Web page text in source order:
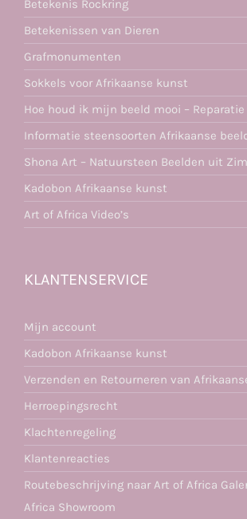
Betekenis Rockring
Betekenissen van Dieren
Grafmonumenten
Sokkels voor Afrikaanse kunst
Hoe houd ik mijn beeld mooi – Reparatie
Informatie steensoorten Afrikaanse
Shona Art – Natuursteen Beelden uit
Kadobon Afrikaanse kunst
Art of Africa Video’s
KLANTENSERVICE
Mijn account
Kadobon Afrikaanse kunst
Verzenden en Retourneren van
Herroepingsrecht
Klachtenregeling
Klantenreacties
Routebeschrijving naar Art of Africa
Africa Showroom